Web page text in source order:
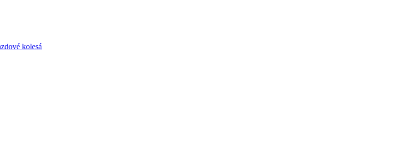
kolesá